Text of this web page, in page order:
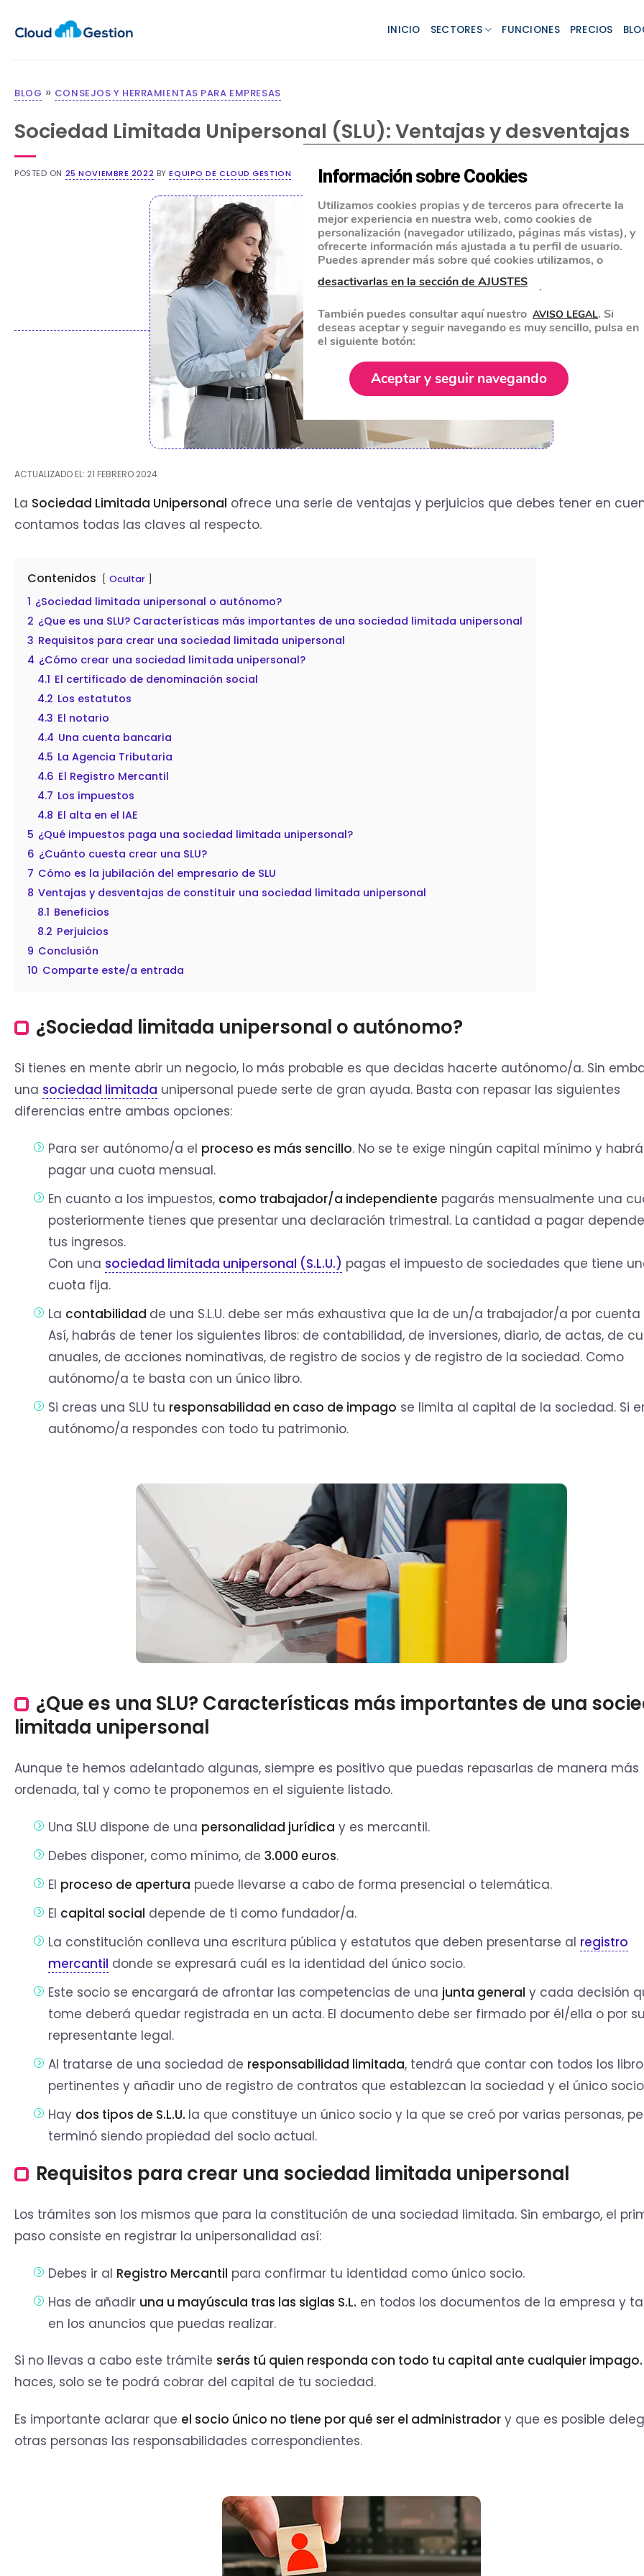
INICIO SECTORES FUNCIONES PRECIOS
BLOG » CONSEJOS Y HERRAMIENTAS PARA EMPRESAS
Sociedad Limitada Unipersonal (SLU): Ventajas y desventajas
POSTED ON 25 NOVIEMBRE 2022 BYEQUIPO DE CLOUD GESTION
ACTUALIZADO EL: 21 FEBRERO 2024
La Sociedad Limitada Unipersonal ofrece una serie de ventajas y perjuicios que debes tener en
contamos todas las claves al respecto.
Contenidos Ocultar
1 ¿Sociedad limitada unipersonal o autónomo?
2 ¿Que es una SLU? Características más importantes de una sociedad limitada unipersonal
3 Requisitos para crear una sociedad limitada unipersonal
4 ¿Cómo crear una sociedad limitada unipersonal?
4.1 El certificado de denominación social
4.2 Los estatutos
4.3 El notario
4.4 Una cuenta bancaria
4.5 La Agencia Tributaria
4.6 El Registro Mercantil
4.7 Los impuestos
4.8 El alta en el IAE
5 ¿Qué impuestos paga una sociedad limitada unipersonal?
6 ¿Cuánto cuesta crear una SLU?
7 Cómo es la jubilación del empresario de SLU
8 Ventajas y desventajas de constituir una sociedad limitada unipersonal
8.1 Beneficios
8.2 Perjuicios
9 Conclusión
10 Comparte este/a entrada
¿Sociedad limitada unipersonal o autónomo?
Si tienes en mente abrir un negocio, lo más probable es que decidas hacerte autónomo/a. Sin
una sociedad limitada unipersonal puede serte de gran ayuda. Basta con repasar las siguientes
diferencias entre ambas opciones:
Para ser autónomo/a el proceso es más sencillo. No se te exige ningún capital mínimo y
pagar una cuota mensual.
En cuanto a los impuestos, como trabajador/a independiente pagarás mensualmente una
posteriormente tienes que presentar una declaración trimestral. La cantidad a pagar
tus ingresos.
Con una sociedad limitada unipersonal (S.L.U.) pagas el impuesto de sociedades que tiene
cuota fija.
La contabilidad de una S.L.U. debe ser más exhaustiva que la de un/a trabajador/a por cuenta
Así, habrás de tener los siguientes libros: de contabilidad, de inversiones, diario, de actas, de
anuales, de acciones nominativas, de registro de socios y de registro de la sociedad. Como
autónomo/a te basta con un único libro.
Si creas una SLU tu responsabilidad en caso de impago se limita al capital de la sociedad. Si
autónomo/a respondes con todo tu patrimonio.
¿Que es una SLU? Características más importantes de una
limitada unipersonal
Aunque te hemos adelantado algunas, siempre es positivo que puedas repasarlas de manera más
ordenada, tal y como te proponemos en el siguiente listado.
Una SLU dispone de una personalidad jurídica y es mercantil.
Debes disponer, como mínimo, de3.000 euros.
El proceso de apertura puede llevarse a cabo de forma presencial o telemática.
El capital social depende de ti como fundador/a.
La constitución conlleva una escritura pública y estatutos que deben presentarse al registro
mercantil donde se expresará cuál es la identidad del único socio.
Este socio se encargará de afrontar las competencias de una junta general y cada decisión
tome deberá quedar registrada en un acta. El documento debe ser firmado por él/ella o por
representante legal.
Al tratarse de una sociedad de responsabilidad limitada, tendrá que contar con todos los
pertinentes y añadir uno de registro de contratos que establezcan la sociedad y el único
Hay dos tipos de S.L.U. la que constituye un único socio y la que se creó por varias personas,
terminó siendo propiedad del socio actual.
Requisitos para crear una sociedad limitada unipersonal
Los trámites son los mismos que para la constitución de una sociedad limitada. Sin embargo, el
paso consiste en registrar la unipersonalidad así:
Debes ir al Registro Mercantil para confirmar tu identidad como único socio.
Has de añadir una u mayúscula tras las siglas S.L. en todos los documentos de la empresa y
en los anuncios que puedas realizar.
Si no llevas a cabo este trámite serás tú quien responda con todo tu capital ante cualquier impago.
haces, solo se te podrá cobrar del capital de tu sociedad.
Es importante aclarar que el socio único no tiene por qué ser el administrador y que es posible
otras personas las responsabilidades correspondientes.
Información sobre Cookies
Utilizamos cookies propias y de terceros para ofrecerte la
mejor experiencia en nuestra web, como cookies de
personalización (navegador utilizado, páginas más vistas), y
ofrecerte información más ajustada a tu perfil de usuario.
Puedes aprender más sobre qué cookies utilizamos, o
desactivarlas en la sección de AJUSTES
.
También puedes consultar aquí nuestro AVISO LEGAL. Si
deseas aceptar y seguir navegando es muy sencillo, pulsa en
el siguiente botón:
Aceptar y seguir navegando